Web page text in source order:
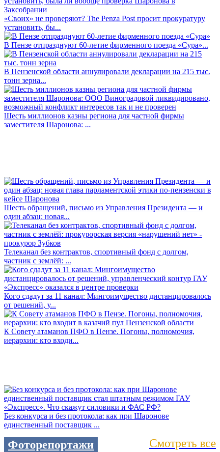
«Своих» не проверяют? The Penza Post просит прокуратуру
установить, бы...
В Пензе отпразднуют 60-летие фирменного поезда «Сура»...
В Пензенской области аннулировали декларации на 215 тыс.
тонн зерна...
Шесть миллионов казны региона для частной фирмы
заместителя Шаронова: ...
Шесть обращений, письмо из Управления Президента — и
один абзац: новая...
Телеканал без контрактов, спортивный фонд с долгом,
частник с землёй: ...
Кого сдадут за 11 канал: Мингоимущество дистанцировалось
от решений, у...
К Совету атаманов ПФО в Пензе. Погоны, полномочия,
иерархии: кто входи...
Без конкурса и без протокола: как при Шаронове
единственный поставщик ...
Фоторепортажи Смотреть все